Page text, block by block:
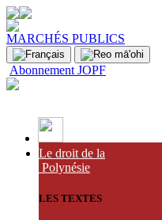
MARCHÉS PUBLICS
Abonnement JOPF
Le droit de la
Polynésie
LES TEXTES